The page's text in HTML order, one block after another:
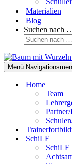
Materialien
Blog
Suchen nach
Menü
Home
Team
SchiLF
SchiLF